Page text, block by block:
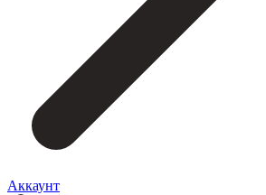
Аккаунт